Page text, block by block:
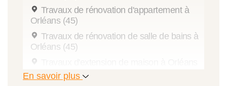
Travaux de rénovation d'appartement à
Orléans (45)
Travaux de rénovation de salle de bains à
Orléans (45)
(45)
En savoir plus